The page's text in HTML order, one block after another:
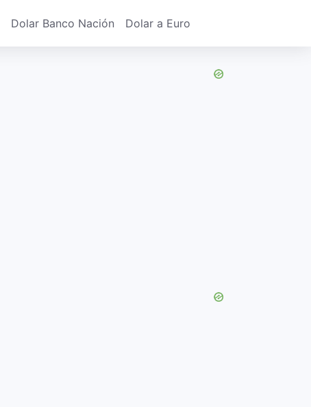
Dolar Banco Nación Dolar a Euro